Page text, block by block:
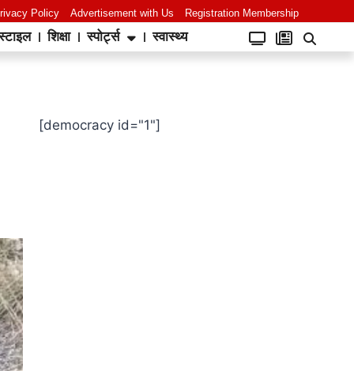
Policy Advertisement with Us Registration Membership
शिक्षा स्पोर्ट्स स्वास्थ्य
[democracy id="1"]